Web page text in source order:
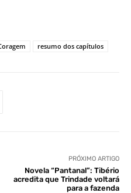
resumo dos capítulos
PRÓXIMO ARTIGO
Novela “Pantanal”: Tibério
acredita que Trindade voltará
para a fazenda